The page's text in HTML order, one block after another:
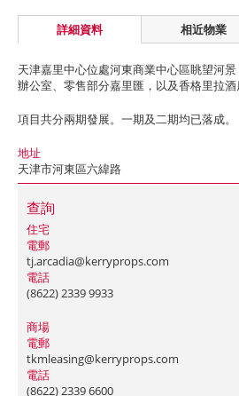
詳細資料 相近物業
天津嘉里中心位處河東商業中心區眺望河
辦公室、零售部分嘉里匯，以及香格里拉酒
項目共分兩期發展。一期及二期均已落成。
地址
天津市河東區六緯路
查詢
住宅
電郵
tj.arcadia@kerryprops.com
電話
(8622) 2339 9933
商場
電郵
tkmleasing@kerryprops.com
電話
(8622) 2339 6600